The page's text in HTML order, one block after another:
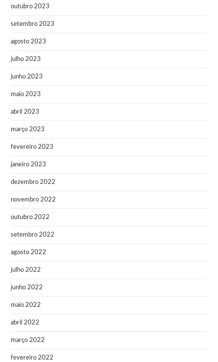
outubro 2023
setembro 2023
agosto 2023
julho 2023
junho 2023
maio 2023
abril 2023
março 2023
fevereiro 2023
janeiro 2023
dezembro 2022
novembro 2022
outubro 2022
setembro 2022
agosto 2022
julho 2022
junho 2022
maio 2022
abril 2022
março 2022
fevereiro 2022